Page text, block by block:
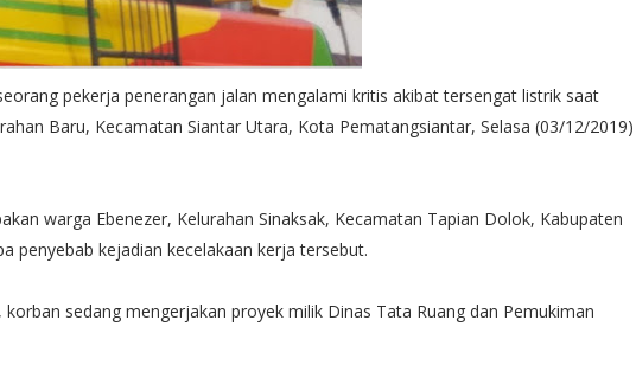
pekerja penerangan jalan mengalami kritis akibat tersengat listrik saat
Baru, Kecamatan Siantar Utara, Kota Pematangsiantar, Selasa (03/12/2019)
warga Ebenezer, Kelurahan Sinaksak, Kecamatan Tapian Dolok, Kabupaten
penyebab kejadian kecelakaan kerja tersebut.
sedang mengerjakan proyek milik Dinas Tata Ruang dan Pemukiman